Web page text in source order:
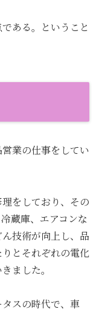
ある。ということ
業の仕事をしてい
をしており、その
蔵庫、エアコンな
技術が向上し、品
とそれぞれの電化
ました。
スの時代で、車